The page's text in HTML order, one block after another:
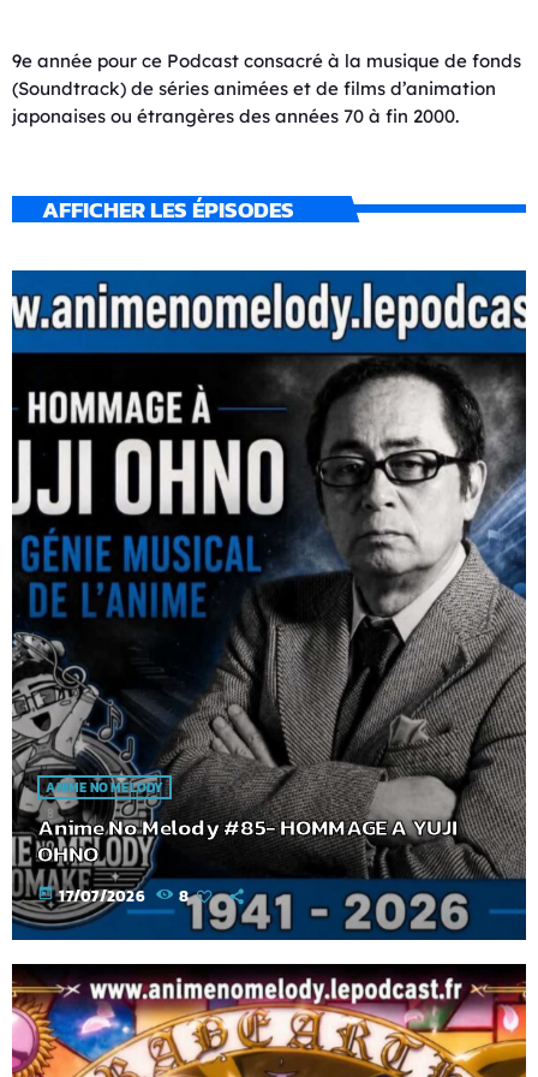
9e année pour ce Podcast consacré à la musique de fonds
(Soundtrack) de séries animées et de films d’animation
japonaises ou étrangères des années 70 à fin 2000.
AFFICHER LES ÉPISODES
ANIME NO MELODY
Anime No Melody #85- HOMMAGE A YUJI
OHNO
today 17/07/2026 8